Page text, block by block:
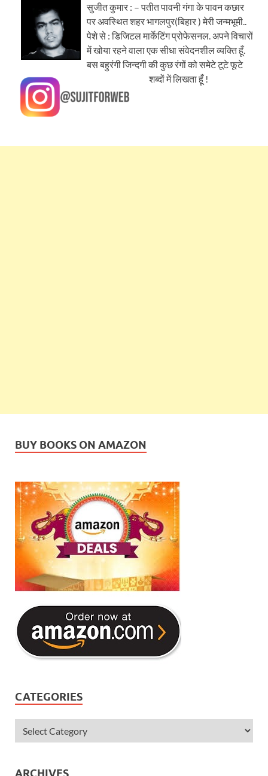
सुजीत कुमार : – पतीत पावनी गंगा के पावन कछार
पर अवस्थित शहर भागलपुर(बिहार ) मेरी जन्मभूमी..
पेशे से : डिजिटल मार्केटिंग प्रोफेसनल. अपने विचारों
में खोया रहने वाला एक सीधा संवेदनशील व्यक्ति हूँ.
बस बहुरंगी जिन्दगी की कुछ रंगों को समेटे टूटे फूटे
शब्दों में लिखता हूँ !
BUY BOOKS ON AMAZON
CATEGORIES
ARCHIVES